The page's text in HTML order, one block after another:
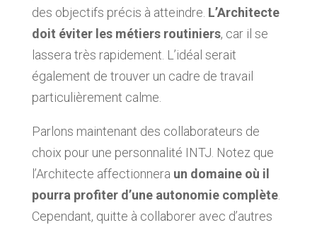
des objectifs précis à atteindre. L’Architecte
doit éviter les métiers routiniers, car il se
lassera très rapidement. L’idéal serait
également de trouver un cadre de travail
particulièrement calme.
Parlons maintenant des collaborateurs de
choix pour une personnalité INTJ. Notez que
l’Architecte affectionnera un domaine où il
pourra profiter d’une autonomie complète.
Cependant, quitte à collaborer avec d’autres